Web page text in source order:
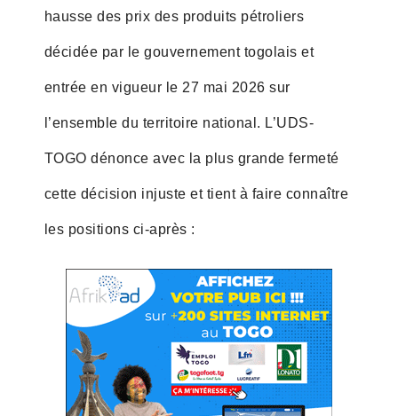
hausse des prix des produits pétroliers
décidée par le gouvernement togolais et
entrée en vigueur le 27 mai 2026 sur
l’ensemble du territoire national. L’UDS-
TOGO dénonce avec la plus grande fermeté
cette décision injuste et tient à faire connaître
les positions ci-après :